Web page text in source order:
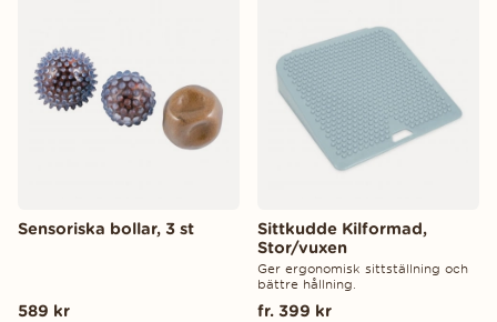
Sensoriska bollar, 3 st
589 kr
Sittkudde Kilformad,
Stor/vuxen
Ger ergonomisk sittställning och
bättre hållning.
fr. 399 kr